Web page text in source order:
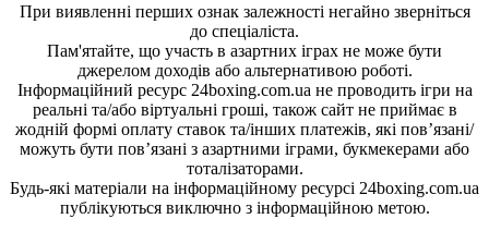
При виявленні перших ознак залежності негайно зверніться
до спеціаліста.
Пам'ятайте, що участь в азартних іграх не може бути
джерелом доходів або альтернативою роботі.
Інформаційний ресурс 24boxing.com.ua не проводить ігри на
реальні та/або віртуальні гроші, також сайт не приймає в
жодній формі оплату ставок та/інших платежів, які пов’язані/
можуть бути пов’язані з азартними іграми, букмекерами або
тоталізаторами.
Будь-які матеріали на інформаційному ресурсі 24boxing.com.ua
публікуються виключно з інформаційною метою.